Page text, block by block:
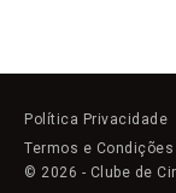
Política Privacidade
Termos e
© 2026 - Clube de